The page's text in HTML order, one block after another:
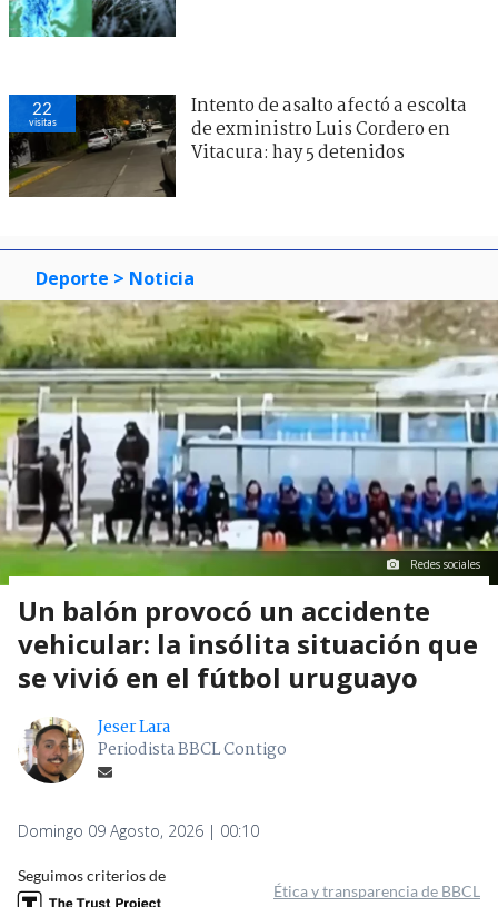
24
visitas
Intento de asalto afectó a escolta
de exministro Luis Cordero en
Vitacura: hay 5 detenidos
Deporte > Noticia
Redes sociales
Un balón provocó un accidente
vehicular: la insólita situación que
se vivió en el fútbol uruguayo
Jeser Lara
Periodista BBCL Contigo
Domingo 09 Agosto, 2026 | 00:10
Seguimos criterios de
Ética y transparencia de BBCL